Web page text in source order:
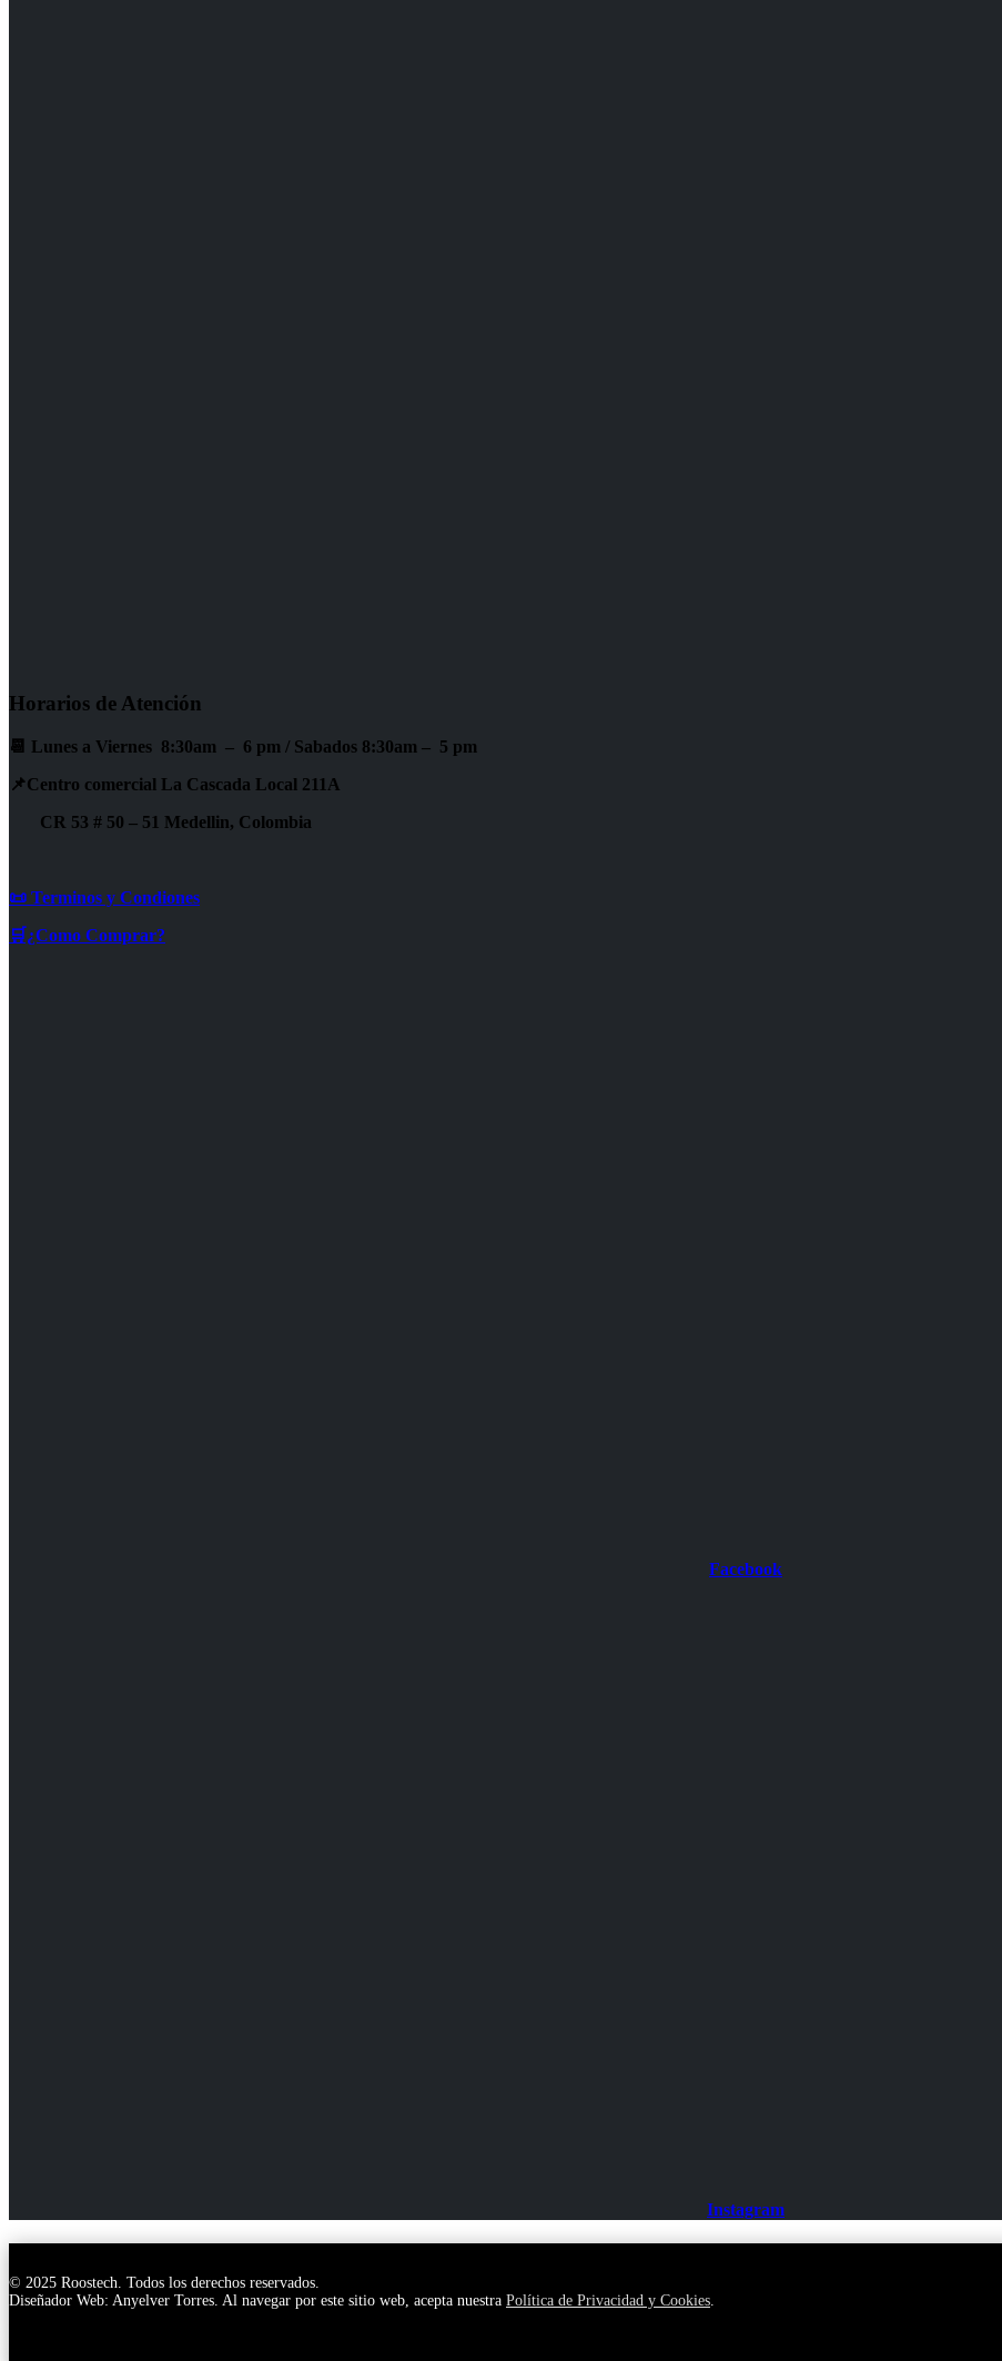
Horarios de Atención
📆 Lunes a Viernes 8:30am – 6 pm / Sabados 8:30am – 5 pm
📌Centro comercial La Cascada Local 211A
CR 53 # 50 – 51 Medellin, Colombia
📜 Terminos y Condiones
🛒¿Como Comprar?
Facebook
Instagram
© 2025 Roostech. Todos los derechos reservados.
Diseñador Web: Anyelver Torres . Al navegar por este sitio web, acepta nuestra Política de Privacidad y Cookies